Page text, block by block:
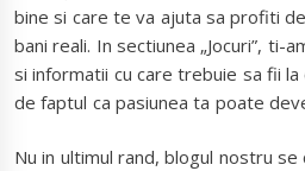
bine si care te va ajuta sa profiti
bani reali. In sectiunea „Jocuri”, ti-
si informatii cu care trebuie sa fii
de faptul ca pasiunea ta poate
Nu in ultimul rand, blogul nostru